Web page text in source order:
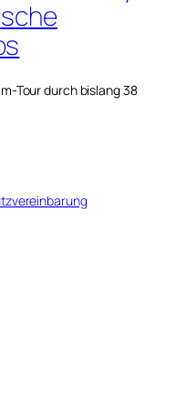
Tour durch bislang 38